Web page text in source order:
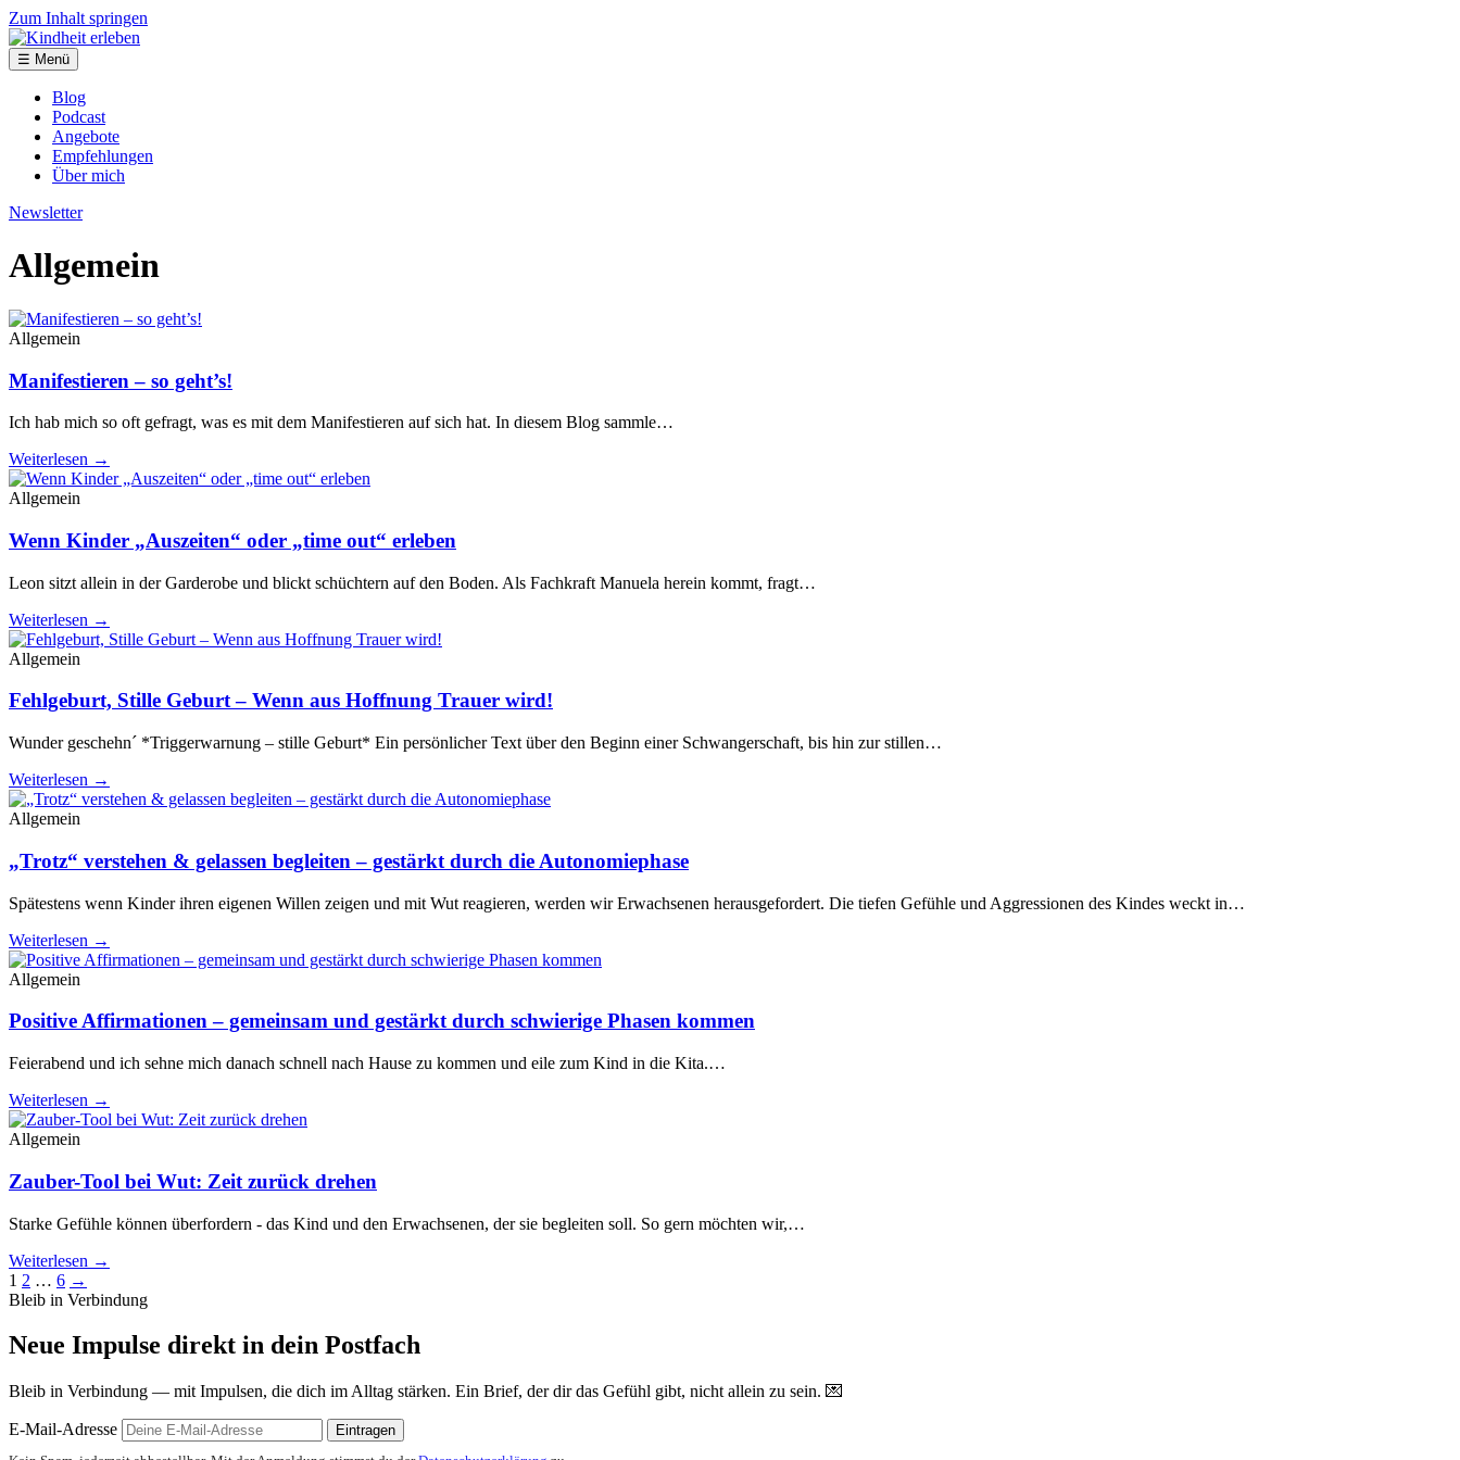
Zum Inhalt springen
☰ Menü
Blog
Podcast
Angebote
Empfehlungen
Über mich
Newsletter
Allgemein
Allgemein
Manifestieren – so geht’s!
Ich hab mich so oft gefragt, was es mit dem Manifestieren auf sich hat. In diesem Blog sammle…
Weiterlesen →
Allgemein
Wenn Kinder „Auszeiten“ oder „time out“ erleben
Leon sitzt allein in der Garderobe und blickt schüchtern auf den Boden. Als Fachkraft Manuela herein kommt, fragt…
Weiterlesen →
Allgemein
Fehlgeburt, Stille Geburt – Wenn aus Hoffnung Trauer wird!
Wunder geschehn´ *Triggerwarnung – stille Geburt* Ein persönlicher Text über den Beginn einer Schwangerschaft, bis hin zur stillen…
Weiterlesen →
Allgemein
„Trotz“ verstehen & gelassen begleiten – gestärkt durch die Autonomiephase
Spätestens wenn Kinder ihren eigenen Willen zeigen und mit Wut reagieren, werden wir Erwachsenen herausgefordert. Die tiefen Gefühle und Aggressionen des Kindes weckt in…
Weiterlesen →
Allgemein
Positive Affirmationen – gemeinsam und gestärkt durch schwierige Phasen kommen
Feierabend und ich sehne mich danach schnell nach Hause zu kommen und eile zum Kind in die Kita.…
Weiterlesen →
Allgemein
Zauber-Tool bei Wut: Zeit zurück drehen
Starke Gefühle können überfordern - das Kind und den Erwachsenen, der sie begleiten soll. So gern möchten wir,…
Weiterlesen →
1 2 … 6 →
Bleib in Verbindung
Neue Impulse direkt in dein Postfach
Bleib in Verbindung — mit Impulsen, die dich im Alltag stärken. Ein Brief, der dir das Gefühl gibt, nicht allein zu sein. 💌
E-Mail-Adresse
Eintragen